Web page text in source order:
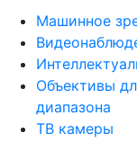
Машинное
Объективы
диапазона
ТВ камеры